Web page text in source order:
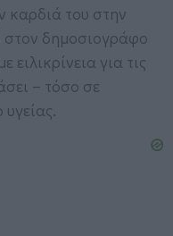
καρδιά του στην
στον δημοσιογράφο
για τις
– τόσο σε